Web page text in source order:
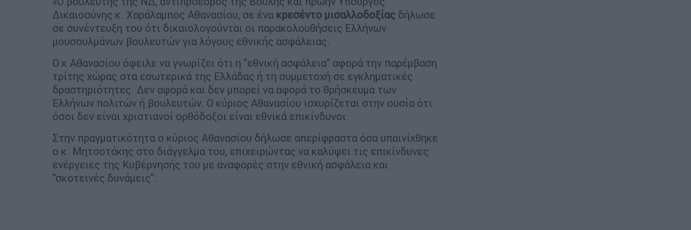
Δικαιοσύνης κ. Χαράλαμπος Αθανασίου, σε ένα κρεσέντο μισαλλοδοξίας δήλωσε
σε συνέντευξη του ότι δικαιολογούνται οι παρακολουθήσεις Ελλήνων
μουσουλμάνων βουλευτών για λόγους εθνικής ασφάλειας.
Ο κ Αθανασίου όφειλε να γνωρίζει ότι η "εθνική ασφάλεια" αφορά την παρέμβαση
τρίτης χώρας στα εσωτερικά της Ελλάδας ή τη συμμετοχή σε εγκληματικές
δραστηριότητες. Δεν αφορά και δεν μπορεί να αφορά το θρήσκευμα των
Ελλήνων πολιτών ή βουλευτών. Ο κύριος Αθανασίου ισχυρίζεται στην ουσία ότι
όσοι δεν είναι χριστιανοί ορθόδοξοι είναι εθνικά επικίνδυνοι.
Στην πραγματικότητα ο κύριος Αθανασίου δήλωσε απερίφραστα όσα υπαινίχθηκε
ο κ. Μητσοτάκης στο διάγγελμα του, επιχειρώντας να καλύψει τις επικίνδυνες
ενέργειες της Κυβέρνησής του με αναφορές στην εθνική ασφάλεια και
"σκοτεινές δυνάμεις".